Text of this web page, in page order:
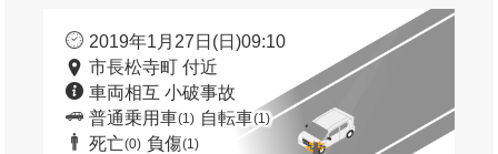
2019年1月27日(日)09:10
市長松寺町 付近
車両相互 小破事故
普通乗用車(1) 自転車(1)
死亡(0) 負傷(1)